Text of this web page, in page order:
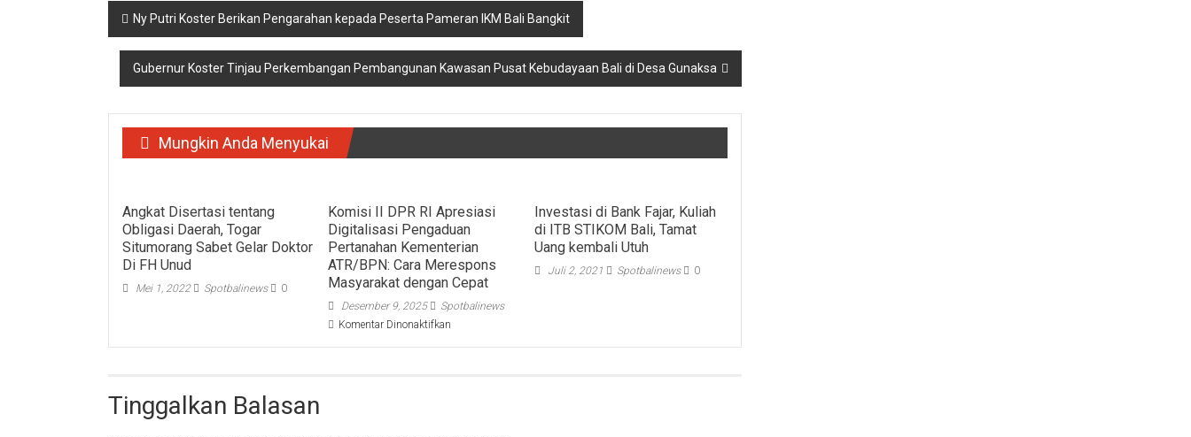
Navigasi
pos
Ny Putri Koster Berikan Pengarahan kepada Peserta Pameran IKM Bali Bangkit
Gubernur Koster Tinjau Perkembangan Pembangunan Kawasan Pusat Kebudayaan Bali di Desa Gunaksa
Mungkin Anda Menyukai
Angkat Disertasi tentang
Obligasi Daerah, Togar
Situmorang Sabet Gelar Doktor
Di FH Unud
Mei 1, 2022 Spotbalinews 0
Komisi II DPR RI Apresiasi
Digitalisasi Pengaduan
Pertanahan Kementerian
ATR/BPN: Cara Merespons
Masyarakat dengan Cepat
Desember 9, 2025
Spotbalinews
Komentar Dinonaktifkan
Investasi di Bank Fajar, Kuliah
di ITB STIKOM Bali, Tamat
Uang kembali Utuh
Juli 2, 2021 Spotbalinews 0
Tinggalkan Balasan